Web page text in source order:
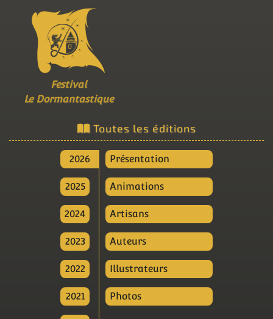
Festival
Le Dormantastique
Toutes les éditions
2026
2025
2024
2023
2022
2021
Présentation
Animations
Artisans
Auteurs
Illustrateurs
Photos